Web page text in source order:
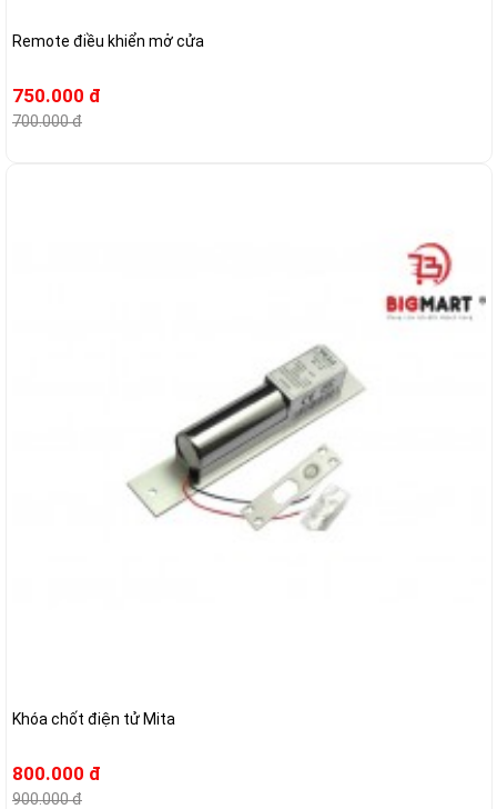
Remote điều khiển mở cửa
750.000 đ
700.000 đ
Khóa chốt điện tử Mita
800.000 đ
900.000 đ